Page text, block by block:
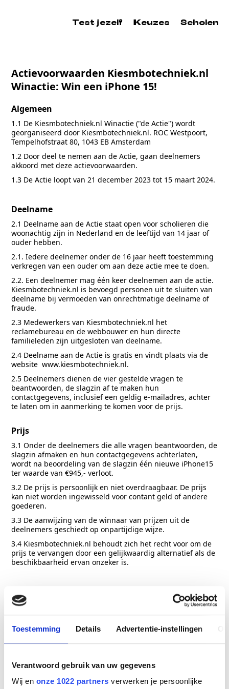
Toestemming Details Advertentie-instellingen
Verantwoord gebruik van uw gegevens
Wij en onze 1022 partners verwerken je persoonlijke
Test jezelf Keuzes Scholen
Actievoorwaarden Kiesmbotechniek.nl
Winactie: Win een iPhone 15!
Algemeen
1.1 De Kiesmbotechniek.nl Winactie ("de Actie") wordt
georganiseerd door Kiesmbotechniek.nl. ROC Westpoort,
Tempelhofstraat 80, 1043 EB Amsterdam
1.2 Door deel te nemen aan de Actie, gaan deelnemers
akkoord met deze actievoorwaarden.
1.3 De Actie loopt van 21 december 2023 tot 15 maart 2024.
Deelname
2.1 Deelname aan de Actie staat open voor scholieren die
woonachtig zijn in Nederland en de leeftijd van 14 jaar of
ouder hebben.
2.1. Iedere deelnemer onder de 16 jaar heeft toestemming
verkregen van een ouder om aan deze actie mee te doen.
2.2. Een deelnemer mag één keer deelnemen aan de actie.
Kiesmbotechniek.nl is bevoegd personen uit te sluiten van
deelname bij vermoeden van onrechtmatige deelname of
fraude.
2.3 Medewerkers van Kiesmbotechniek.nl het
reclamebureau en de webbouwer en hun directe
familieleden zijn uitgesloten van deelname.
2.4 Deelname aan de Actie is gratis en vindt plaats via de
website www.kiesmbotechniek.nl.
2.5 Deelnemers dienen de vier gestelde vragen te
beantwoorden, de slagzin af te maken hun
contactgegevens, inclusief een geldig e-mailadres, achter
te laten om in aanmerking te komen voor de prijs.
Prijs
3.1 Onder de deelnemers die alle vragen beantwoorden, de
slagzin afmaken en hun contactgegevens achterlaten,
wordt na beoordeling van de slagzin één nieuwe iPhone15
ter waarde van €945,- verloot.
3.2 De prijs is persoonlijk en niet overdraagbaar. De prijs
kan niet worden ingewisseld voor contant geld of andere
goederen.
3.3 De aanwijzing van de winnaar van prijzen uit de
deelnemers geschiedt op onpartijdige wijze.
3.4 Kiesmbotechniek.nl behoudt zich het recht voor om de
prijs te vervangen door een gelijkwaardig alternatief als de
beschikbaarheid ervan onzeker is.
4.1 De winnaar wordt na beoordeling van de slagzin
gekozen uit alle geldige inzendingen.
4.2 De winnaar wordt binnen twee weken na de
sluitingsdatum van de Actie op de hoogte gesteld via het
opgegeven e-mailadres.
behoudt Kiesmbotechniek.nl het recht om een nieuwe
winnaar te kiezen.